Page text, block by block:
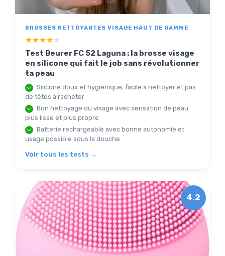
BROSSES NETTOYANTES VISAGE HAUT DE GAMME
★★★★★
★★★★★
Test Beurer FC 52 Laguna : la brosse visage
en silicone qui fait le job sans révolutionner
ta peau
Silicone doux et hygiénique, facile à nettoyer et pas
de têtes à racheter
Bon nettoyage du visage avec sensation de peau
plus lisse et plus propre
Batterie rechargeable avec bonne autonomie et
usage possible sous la douche
Voir tous les tests →
4.2